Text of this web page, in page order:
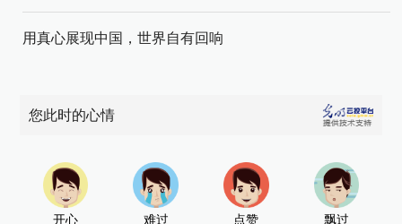
用真心展现中国，世界自有回响
您此时的心情
开心 难过 点赞 飘过